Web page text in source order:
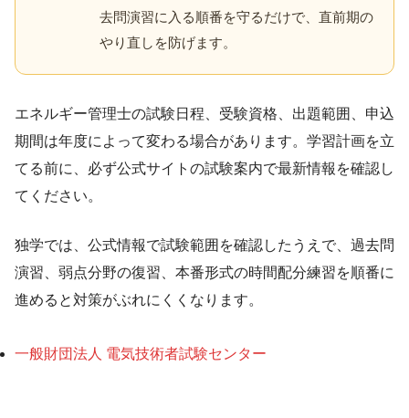
去問演習に入る順番を守るだけで、直前期の
やり直しを防げます。
エネルギー管理士の試験日程、受験資格、出題範囲、申込
期間は年度によって変わる場合があります。学習計画を立
てる前に、必ず公式サイトの試験案内で最新情報を確認し
てください。
独学では、公式情報で試験範囲を確認したうえで、過去問
演習、弱点分野の復習、本番形式の時間配分練習を順番に
進めると対策がぶれにくくなります。
一般財団法人 電気技術者試験センター